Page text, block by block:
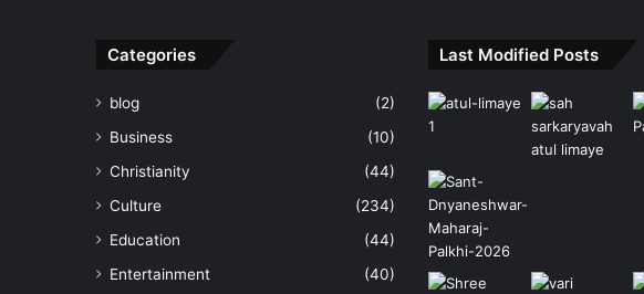
Categories
blog
(2)
Business
(10)
Christianity
(44)
Culture
(234)
Education
(44)
Entertainment
(40)
Last Modified Posts